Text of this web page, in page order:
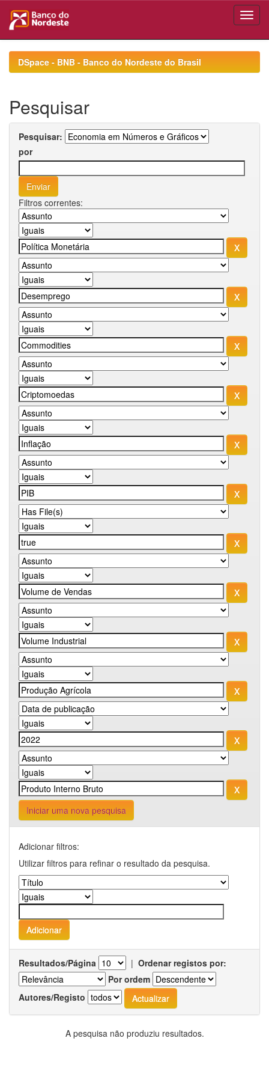
navigationDSpace - BNB - Banco do Nordeste do Brasil
Pesquisar
Pesquisar:
por
Filtros correntes:
Iniciar uma nova pesquisa
Adicionar filtros:
Utilizar filtros para refinar o resultado da pesquisa.
Resultados/Página | Ordenar registos por:
Por ordem
Autores/Registo
A pesquisa não produziu resultados.